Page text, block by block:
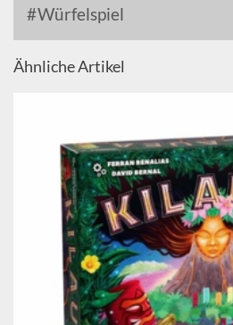
Würfelspiel
Ähnliche Artikel